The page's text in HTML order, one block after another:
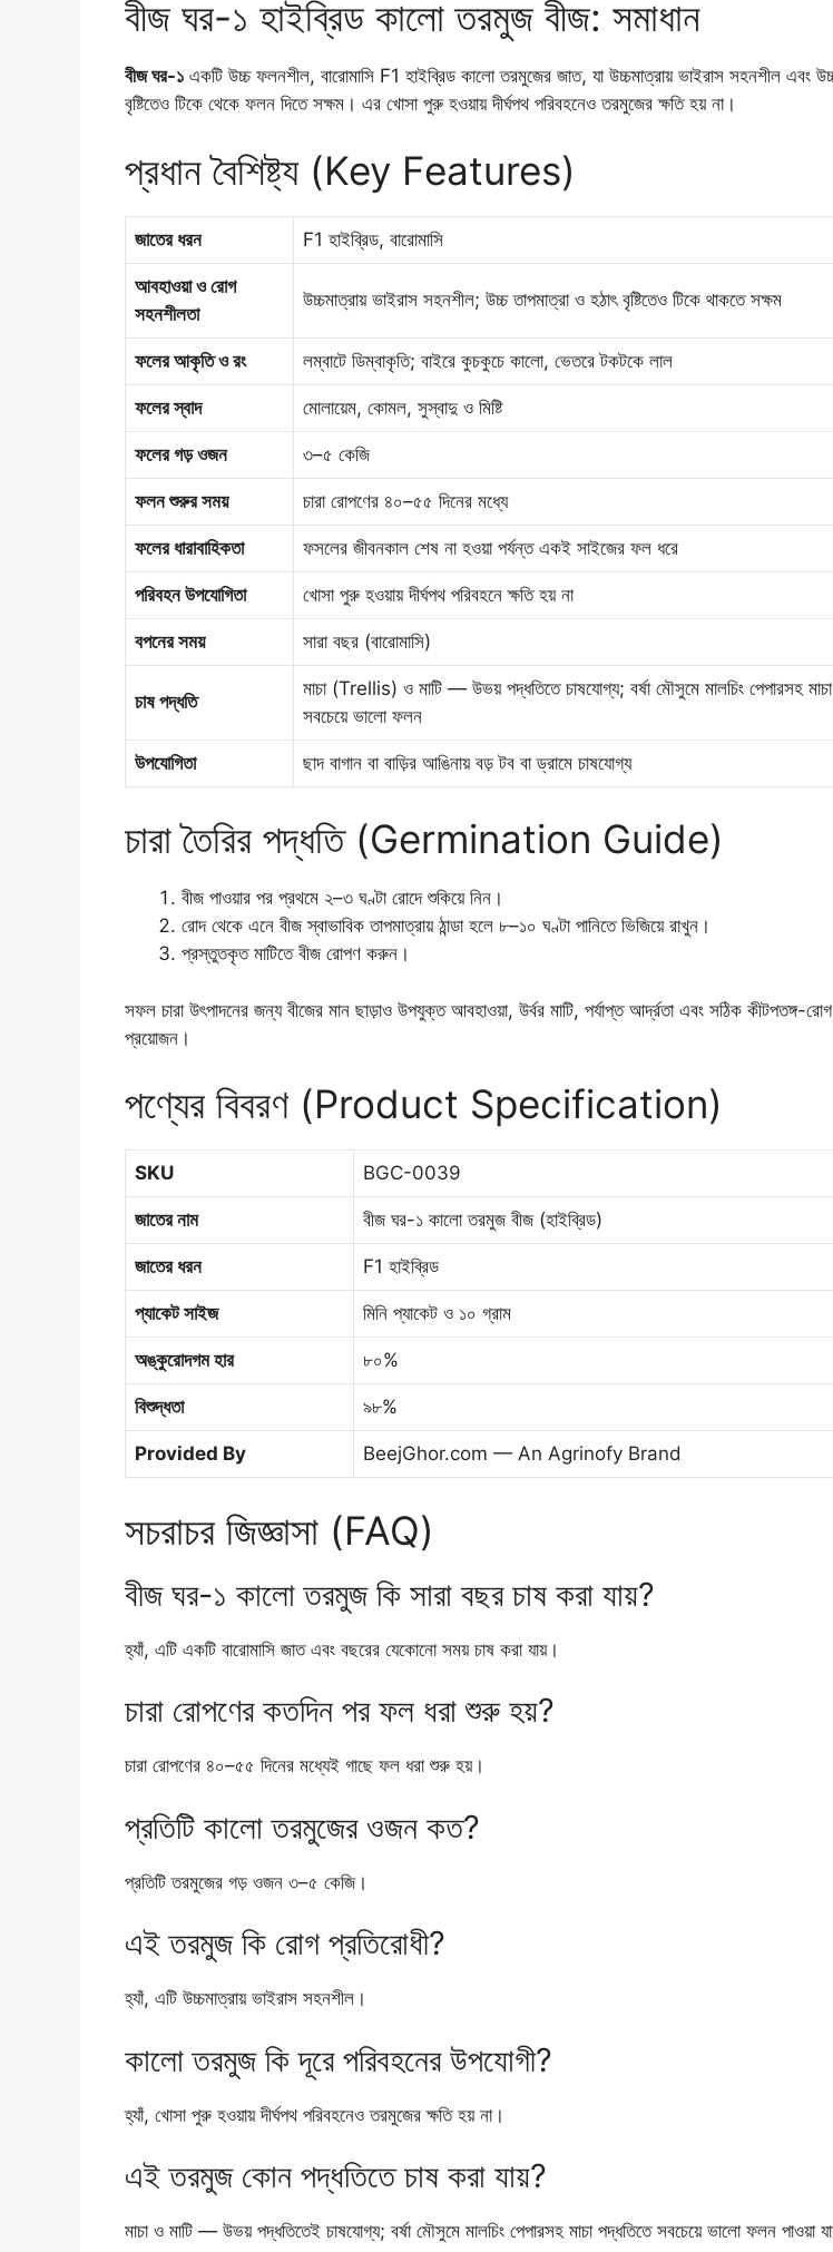
বীজ ঘর-১ হাইব্রিড কালো তরমুজ বীজ: সমাধান
বীজ ঘর-১ একটি উচ্চ ফলনশীল, বারোমাসি F1 হাইব্রিড কালো তরমুজের জাত, যা উচ্চমাত্রায় ভাইরাস সহনশীল এবং
বৃষ্টিতেও টিকে থেকে ফলন দিতে সক্ষম। এর খোসা পুরু হওয়ায় দীর্ঘপথ পরিবহনেও তরমুজের ক্ষতি হয় না।
প্রধান বৈশিষ্ট্য (Key Features)
জাতের ধরন F1 হাইব্রিড, বারোমাসি
আবহাওয়া ও রোগ
সহনশীলতা
উচ্চমাত্রায় ভাইরাস সহনশীল; উচ্চ তাপমাত্রা ও হঠাৎ বৃষ্টিতেও টিকে থাকতে সক্ষম
ফলের আকৃতি ও রং লম্বাটে ডিম্বাকৃতি; বাইরে কুচকুচে কালো, ভেতরে টকটকে লাল
ফলের স্বাদ মোলায়েম, কোমল, সুস্বাদু ও মিষ্টি
ফলের গড় ওজন ৩–৫ কেজি
ফলন শুরুর সময় চারা রোপণের ৪০–৫৫ দিনের মধ্যে
ফলের ধারাবাহিকতা ফসলের জীবনকাল শেষ না হওয়া পর্যন্ত একই সাইজের ফল ধরে
পরিবহন উপযোগিতা খোসা পুরু হওয়ায় দীর্ঘপথ পরিবহনে ক্ষতি হয় না
বপনের সময় সারা বছর (বারোমাসি)
চাষ পদ্ধতি
মাচা (Trellis) ও মাটি — উভয় পদ্ধতিতে চাষযোগ্য; বর্ষা মৌসুমে মালচিং পেপারসহ
সবচেয়ে ভালো ফলন
উপযোগিতা ছাদ বাগান বা বাড়ির আঙিনায় বড় টব বা ড্রামে চাষযোগ্য
চারা তৈরির পদ্ধতি (Germination Guide)
বীজ পাওয়ার পর প্রথমে ২–৩ ঘণ্টা রোদে শুকিয়ে নিন।
রোদ থেকে এনে বীজ স্বাভাবিক তাপমাত্রায় ঠান্ডা হলে ৮–১০ ঘণ্টা পানিতে ভিজিয়ে রাখুন।
প্রস্তুতকৃত মাটিতে বীজ রোপণ করুন।
সফল চারা উৎপাদনের জন্য বীজের মান ছাড়াও উপযুক্ত আবহাওয়া, উর্বর মাটি, পর্যাপ্ত আর্দ্রতা এবং সঠিক কীটপতঙ্গ-রোগ
প্রয়োজন।
পণ্যের বিবরণ (Product Specification)
SKU BGC-0039
জাতের নাম বীজ ঘর-১ কালো তরমুজ বীজ (হাইব্রিড)
জাতের ধরন F1 হাইব্রিড
প্যাকেট সাইজ মিনি প্যাকেট ও ১০ গ্রাম
অঙ্কুরোদগম হার ৮০%
বিশুদ্ধতা ৯৮%
Provided By BeejGhor.com — An Agrinofy Brand
সচরাচর জিজ্ঞাসা (FAQ)
বীজ ঘর-১ কালো তরমুজ কি সারা বছর চাষ করা যায়?
হ্যাঁ, এটি একটি বারোমাসি জাত এবং বছরের যেকোনো সময় চাষ করা যায়।
চারা রোপণের কতদিন পর ফল ধরা শুরু হয়?
চারা রোপণের ৪০–৫৫ দিনের মধ্যেই গাছে ফল ধরা শুরু হয়।
প্রতিটি কালো তরমুজের ওজন কত?
প্রতিটি তরমুজের গড় ওজন ৩–৫ কেজি।
এই তরমুজ কি রোগ প্রতিরোধী?
হ্যাঁ, এটি উচ্চমাত্রায় ভাইরাস সহনশীল।
কালো তরমুজ কি দূরে পরিবহনের উপযোগী?
হ্যাঁ, খোসা পুরু হওয়ায় দীর্ঘপথ পরিবহনেও তরমুজের ক্ষতি হয় না।
এই তরমুজ কোন পদ্ধতিতে চাষ করা যায়?
মাচা ও মাটি — উভয় পদ্ধতিতেই চাষযোগ্য; বর্ষা মৌসুমে মালচিং পেপারসহ মাচা পদ্ধতিতে সবচেয়ে ভালো ফলন পাওয়া